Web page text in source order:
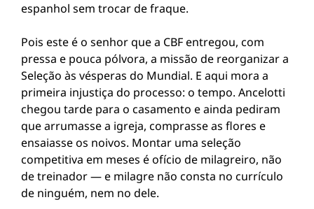
espanhol sem trocar de fraque.
Pois este é o senhor que a CBF entregou, com
pressa e pouca pólvora, a missão de reorganizar a
Seleção às vésperas do Mundial. E aqui mora a
primeira injustiça do processo: o tempo. Ancelotti
chegou tarde para o casamento e ainda pediram
que arrumasse a igreja, comprasse as flores e
ensaiasse os noivos. Montar uma seleção
competitiva em meses é ofício de milagreiro, não
de treinador — e milagre não consta no currículo
de ninguém, nem no dele.